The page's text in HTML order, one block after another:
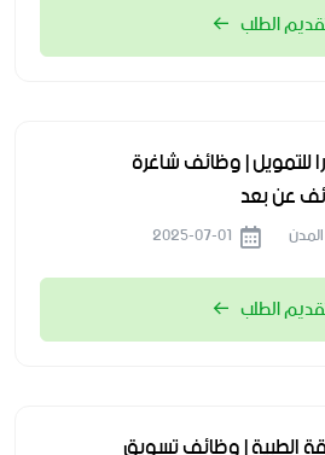
الطلب
للتمويل | وظائف شاغرة
عن بعد
الطلب